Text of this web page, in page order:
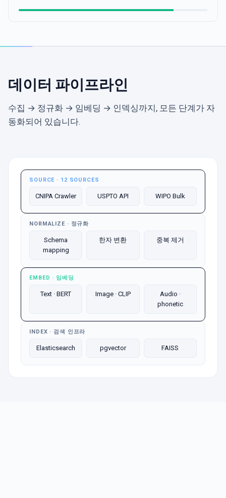
데이터 파이프라인
수집 → 정규화 → 임베딩 → 인덱싱까지, 모든 단계가 자
동화되어 있습니다.
SOURCE · 12 SOURCES
CNIPA Crawler USPTO API WIPO Bulk
NORMALIZE · 정규화
Schema
mapping
한자 변환 중복 제거
EMBED · 임베딩
Text · BERT Image · CLIP
Audio ·
phonetic
INDEX · 검색 인프라
Elasticsearch pgvector FAISS